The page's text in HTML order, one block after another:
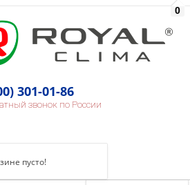
301-01-86
звонок по России
0
пусто!